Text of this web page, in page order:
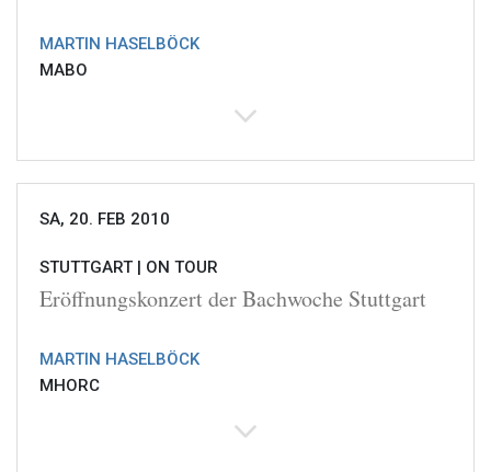
MARTIN HASELBÖCK
MABO
SA, 20. FEB 2010
STUTTGART | ON TOUR
Eröffnungskonzert der Bachwoche Stuttgart
MARTIN HASELBÖCK
MHORC